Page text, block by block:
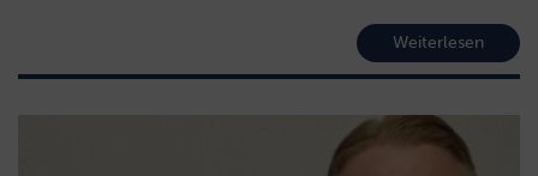
Weiterlesen